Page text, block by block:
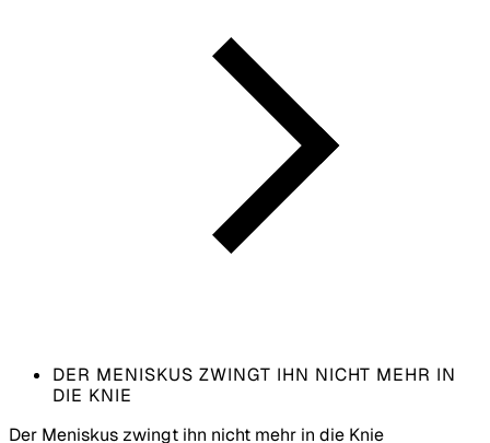
DER MENISKUS ZWINGT IHN NICHT MEHR IN
DIE KNIE
Der Meniskus zwingt ihn nicht mehr in die Knie